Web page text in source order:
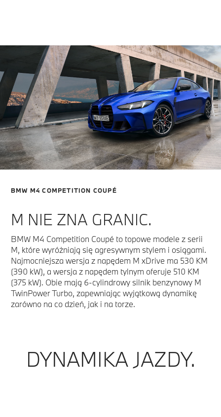
BMW M4 COMPETITION COUPÉ
M NIE ZNA GRANIC.
BMW M4 Competition Coupé to topowe modele z serii
M, które wyróżniają się agresywnym stylem i osiągami.
Najmocniejsza wersja z napędem M xDrive ma 530 KM
(390 kW), a wersja z napędem tylnym oferuje 510 KM
(375 kW). Obie mają 6-cylindrowy silnik benzynowy M
TwinPower Turbo, zapewniając wyjątkową dynamikę
zarówno na co dzień, jak i na torze.
DYNAMIKA JAZDY.